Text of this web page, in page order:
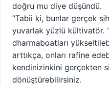
doğru mu diye düşündü.
“Tabii ki, bunlar gerçek
yuvarlak yüzlü kültivatör.
dharmaboatları
arttıkça, onları rafine
kendinizinkini gerçekten
dönüştürebilirsiniz.